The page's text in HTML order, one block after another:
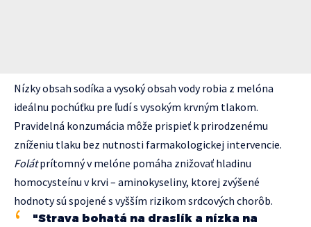
Nízky obsah sodíka a vysoký obsah vody robia z melóna
ideálnu pochúťku pre ľudí s vysokým krvným tlakom.
Pravidelná konzumácia môže prispieť k prirodzenému
zníženiu tlaku bez nutnosti farmakologickej intervencie.
Folátprítomný v melóne pomáha znižovať hladinu
homocysteínu v krvi – aminokyseliny, ktorej zvýšené
hodnoty sú spojené s vyšším rizikom srdcových chorôb.
"Strava bohatá na draslík a nízka na